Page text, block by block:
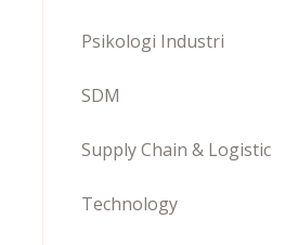
Psikologi Industri
SDM
Supply Chain & Logistic
Technology